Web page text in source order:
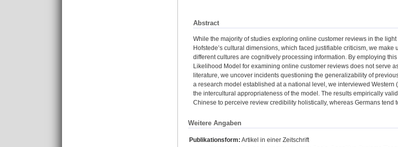
Abstract
While the majority of studies exploring online customer reviews in the
Hofstede’s cultural dimensions, which faced justifiable criticism, we
different cultures are cognitively processing information. By employing
Likelihood Model for examining online customer reviews does not serve
literature, we uncover incidents questioning the generalizability of
a research model established at a national level, we interviewed
the intercultural appropriateness of the model. The results empirically
Chinese to perceive review credibility holistically, whereas Germans tend
Weitere Angaben
Publikationsform: Artikel in einer Zeitschrift